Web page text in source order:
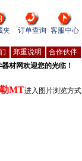
夹 订单查询 客服中心
郑重说明
合作伙伴
材网欢迎您的光临！
MT进入图片浏览方式